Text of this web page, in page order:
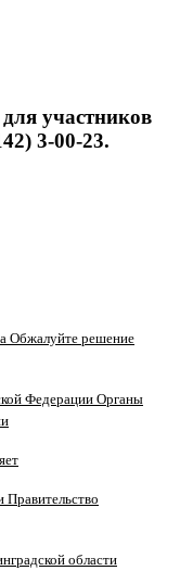
участников
3-00-23.
Обжалуйте решение
Органы
Правительство